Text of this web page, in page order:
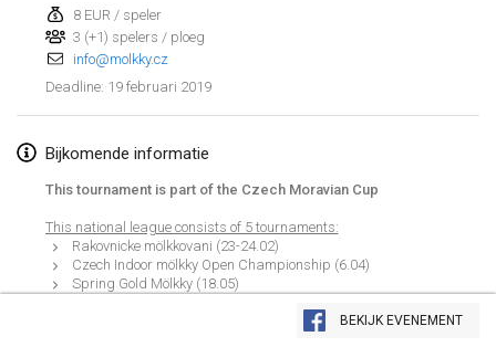
Weergave lijst
8 EUR / speler
3 (+1) spelers / ploeg
info@molkky.cz
Deadline: 19 februari 2019
Bijkomende informatie
This tournament is part of the Czech Moravian Cup
This national league consists of 5 tournaments:
Rakovnicke mölkkovani (23-24.02)
Czech Indoor mölkky Open Championship (6.04)
Spring Gold Mölkky (18.05)
Masters Tournament in Stranný (13.07)
BEKIJK EVENEMENT
Lumi Mölkky
9 feb. 2019|Finland
9 feb. 2019|Frankrijk
16 feb. 2019|Finland
Indoor des Bouchons